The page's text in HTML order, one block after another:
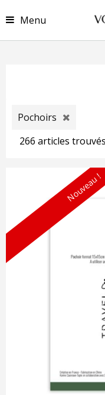
Menu
Pochoirs
266 articles trouvés
Nouveau !